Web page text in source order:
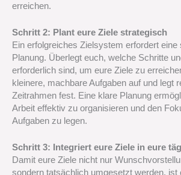
erreichen.
Schritt 2: Plant eure Ziele strategisch
Ein erfolgreiches Zielsystem erfordert eine
Planung. Überlegt euch, welche Schritte
erforderlich sind, um eure Ziele zu
kleinere, machbare Aufgaben auf und legt
Zeitrahmen fest. Eine klare Planung
Arbeit effektiv zu organisieren und den
Aufgaben zu legen.
Schritt 3: Integriert eure Ziele in eure
Damit eure Ziele nicht nur
sondern tatsächlich umgesetzt werden, ist